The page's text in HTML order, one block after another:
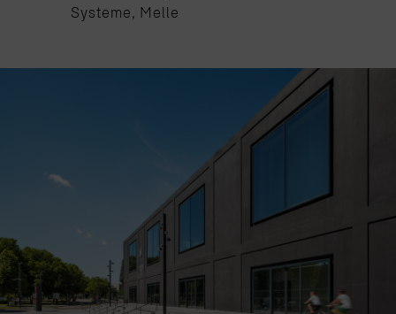
Systeme, Melle